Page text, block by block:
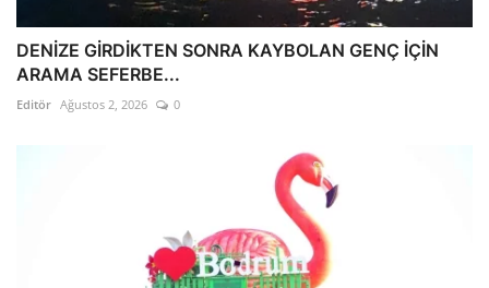
DENİZE GİRDİKTEN SONRA KAYBOLAN GENÇ İÇİN
ARAMA SEFERBE...
Editör Ağustos 2, 2026 0